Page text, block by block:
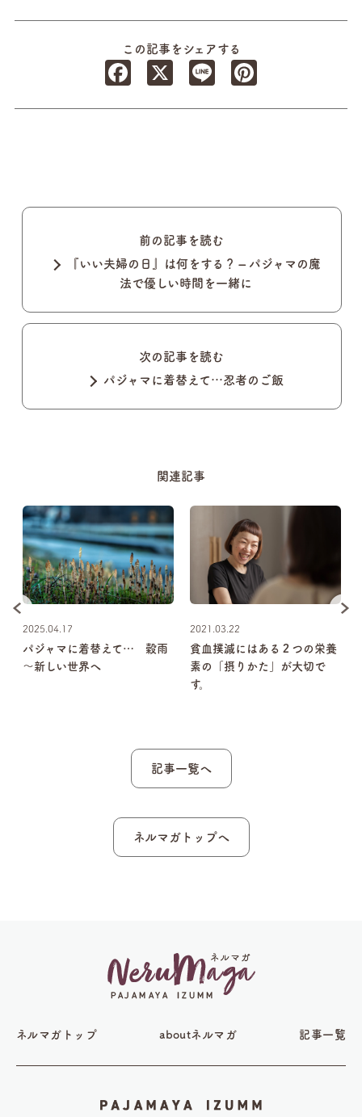
この記事をシェアする
Facebook
Line
前の記事を読む
『いい夫婦の日』は何をする？ – パジャマの魔
法で優しい時間を一緒に
次の記事を読む
パジャマに着替えて…忍者のご飯
関連記事
2025.04.17
パジャマに着替えて… 穀雨
～新しい世界へ
2021.03.22
貧血撲滅にはある２つの栄養
素の「摂りかた」が大切で
す。
記事一覧へ
ネルマガトップへ
ネルマガトップ aboutネルマガ 記事一覧